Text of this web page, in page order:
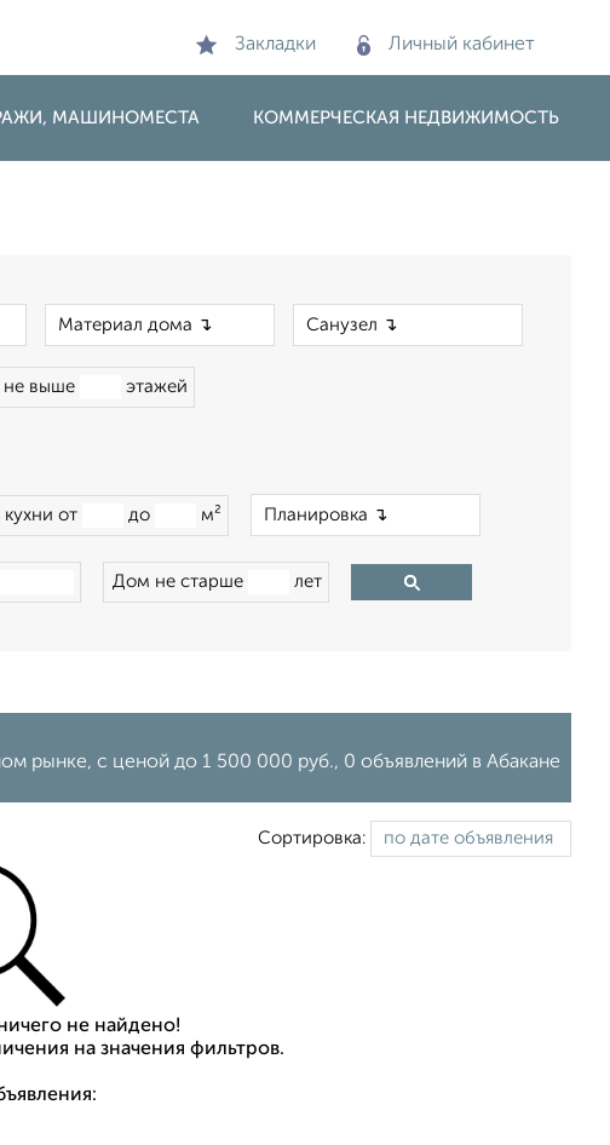
Закладки Личный кабинет
МАШИНОМЕСТА КОММЕРЧЕСКАЯ НЕДВИЖИМОСТЬ
выше этажей
от до м²
Дом не старше лет
рынке, c ценой до 1 500 000 руб., 0 объявлений в Абакане
Сортировка:
не найдено!
на значения фильтров.